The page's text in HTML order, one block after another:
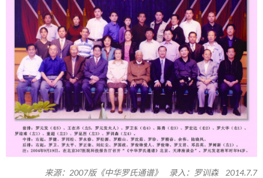
来源：2007版《中华罗氏通谱》 录入：罗训森 2014.7.7